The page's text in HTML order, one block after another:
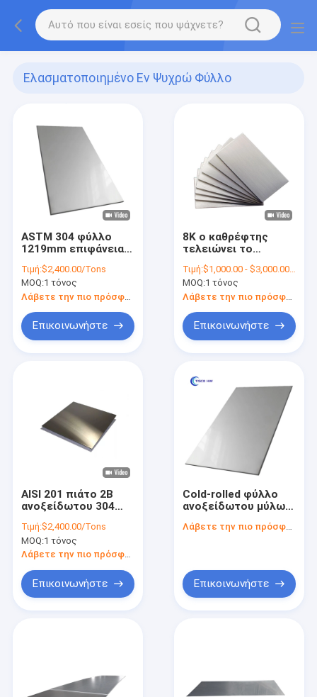
Ελασματοποιημένο Εν Ψυχρώ Φύλλο
(36)
ASTM 304 φύλλο
1219mm επιφάνειας
ανοξείδωτου 1mm
Τιμή:$2,400.00/Tons
MOQ:1 τόνος
Λάβετε την πιο πρόσφατη τιμή
Επικοινωνήστε
8K ο καθρέφτης
τελειώνει το
εν ψυχρώ φύλλο
0.5mm ανοξείδωτου
πιάτο πάχους ASTM
304 SS
Τιμή:$1,000.00 - $3,000.00/Tons
MOQ:1 τόνος
Επικοινωνήστε
AISI 201 πιάτο 2B
ανοξείδωτου 304
1220x3428mm SS
Τιμή:$2,400.00/Tons
MOQ:1 τόνος
Λάβετε την πιο πρόσφατη τιμή
Επικοινωνήστε
Cold-rolled φύλλο
ανοξείδωτου μύλων
εφαρμογή
Λάβετε την πιο πρόσφατη τιμή
Επικοινωνήστε